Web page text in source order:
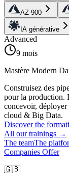
AZ-900
IA générative
Advanced
9 mois
Mastère Modern
Construisez des
pour la production.
concevoir, déployer
cloud & Big Data.
Discover the
All our trainings →
The teamThe
Companies Offer
🇬🇧